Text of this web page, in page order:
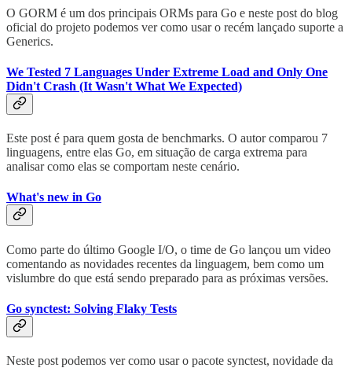
O GORM é um dos principais ORMs para Go e neste post do blog
oficial do projeto podemos ver como usar o recém lançado suporte a
Generics.
We Tested 7 Languages Under Extreme Load and Only One
Didn't Crash (It Wasn't What We Expected)
Este post é para quem gosta de benchmarks. O autor comparou 7
linguagens, entre elas Go, em situação de carga extrema para
analisar como elas se comportam neste cenário.
What's new in Go
Como parte do último Google I/O, o time de Go lançou um video
comentando as novidades recentes da linguagem, bem como um
vislumbre do que está sendo preparado para as próximas versões.
Go synctest: Solving Flaky Tests
Neste post podemos ver como usar o pacote synctest, novidade da